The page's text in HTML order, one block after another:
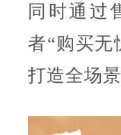
同时通过
者“购买无
打造全场